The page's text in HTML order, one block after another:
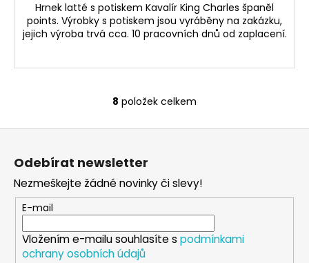
Hrnek latté s potiskem Kavalír King Charles španěl
points. Výrobky s potiskem jsou vyráběny na zakázku,
jejich výroba trvá cca. 10 pracovních dnů od zaplacení.
O
v
a
c
í
p
r
8 položek celkem
Odebírat newsletter
Nezmeškejte žádné novinky či slevy!
E-mail
Vložením e-mailu souhlasíte s podmínkami
ochrany osobních údajů